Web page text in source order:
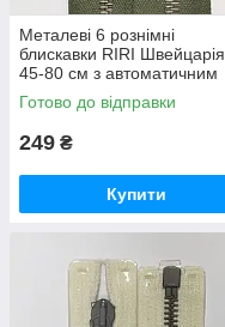
Металеві 6 рознімні
блискавки RIRI Швейцарія
45-80 см з автоматичним
фіксатором різні кольори
Готово до відправки
249 ₴
Купити